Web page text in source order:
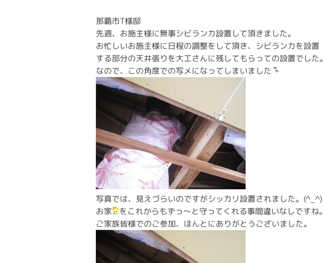
那覇市T様邸
先週、お施主様に無事シビランカ設置して頂きました。
お忙しいお施主様に日程の調整をして頂き、シビランカを設置
する部分の天井張りを大工さんに残してもらっての設置でした。
なので、この角度での写メになってしまいました
写真では、見えづらいのですがシッカリ設置されました。(^_^)
お家 をこれからもずっ～と守ってくれる事間違いなしですね。
ご家族皆様でのご参加、ほんとにありがとうございました。